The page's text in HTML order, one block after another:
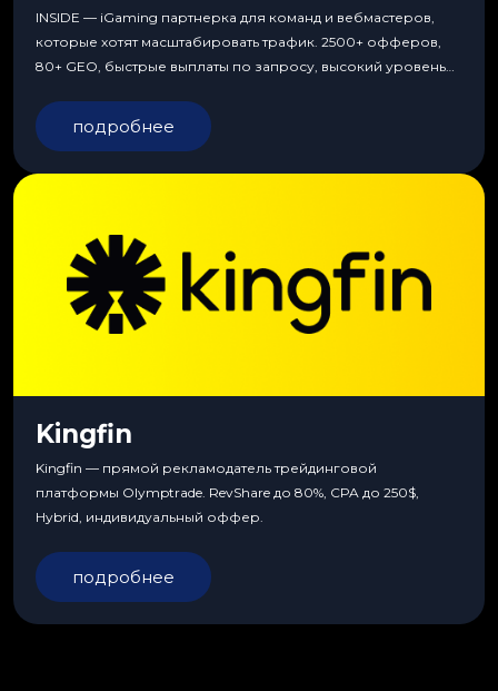
INSIDE — iGaming партнерка для команд и вебмастеров,
которые хотят масштабировать трафик. 2500+ офферов,
80+ GEO, быстрые выплаты по запросу, высокий уровень
подробнее
Kingfin
Kingfin — прямой рекламодатель трейдинговой
платформы Olymptrade. RevShare до 80%, CPA до 250$,
Hybrid, индивидуальный оффер.
подробнее